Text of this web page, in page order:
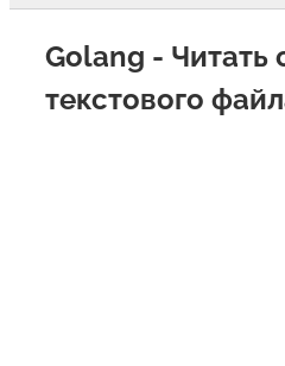
Golang - Читать
текстового